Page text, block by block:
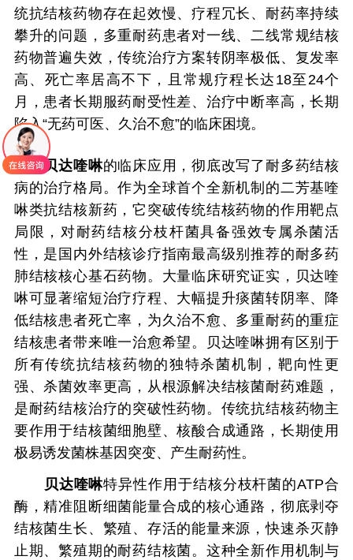
统抗结核药物存在起效慢、疗程冗长、耐药率持续
攀升的问题，多重耐药患者对一线、二线常规结核
药物普遍失效，传统治疗方案转阴率极低、复发率
高、死亡率居高不下，且常规疗程长达18至24个
月，患者长期服药耐受性差、治疗中断率高，长期
陷入“无药可医、久治不愈”的临床困境。
贝达喹啉的临床应用，彻底改写了耐多药结核
病的治疗格局。作为全球首个全新机制的二芳基喹
啉类抗结核新药，它突破传统结核药物的作用靶点
局限，对耐药结核分枝杆菌具备强效专属杀菌活
性，是国内外结核诊疗指南最高级别推荐的耐多药
肺结核核心基石药物。大量临床研究证实，贝达喹
啉可显著缩短治疗疗程、大幅提升痰菌转阴率、降
低结核患者死亡率，为久治不愈、多重耐药的重症
结核患者带来唯一治愈希望。贝达喹啉拥有区别于
所有传统抗结核药物的独特杀菌机制，靶向性更
强、杀菌效率更高，从根源解决结核菌耐药难题，
是耐药结核治疗的突破性药物。传统抗结核药物主
要作用于结核菌细胞壁、核酸合成通路，长期使用
极易诱发菌株基因突变、产生耐药性。
贝达喹啉特异性作用于结核分枝杆菌的ATP合
酶，精准阻断细菌能量合成的核心通路，彻底剥夺
结核菌生长、繁殖、存活的能量来源，快速杀灭静
止期、繁殖期的耐药结核菌。这种全新作用机制与